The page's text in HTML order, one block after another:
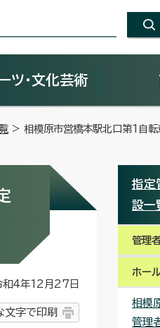
ツ・文化芸術
> 相模原市営橋本駅北口第1自
4年12月27日
文字で印刷
指定
設一
管理
ホー
相模
管理